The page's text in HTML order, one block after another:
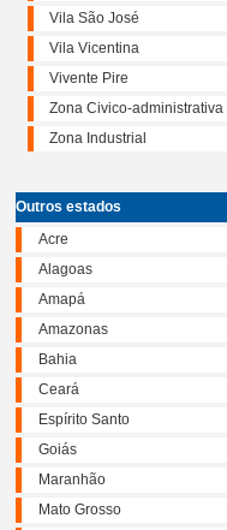
Vila São José
Vila Vicentina
Vivente Pire
Zona Civico-administrativa
Zona Industrial
Outros estados
Acre
Alagoas
Amapá
Amazonas
Bahia
Ceará
Espírito Santo
Goiás
Maranhão
Mato Grosso